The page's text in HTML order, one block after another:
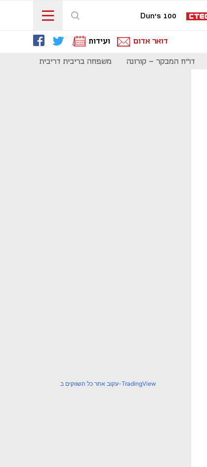
Dun's 100
דואר אדום ועידות
דו"ח המבקר - קורונה משפחה בריבית דריבית
עקוב אחר כל השווקים ב-TradingView